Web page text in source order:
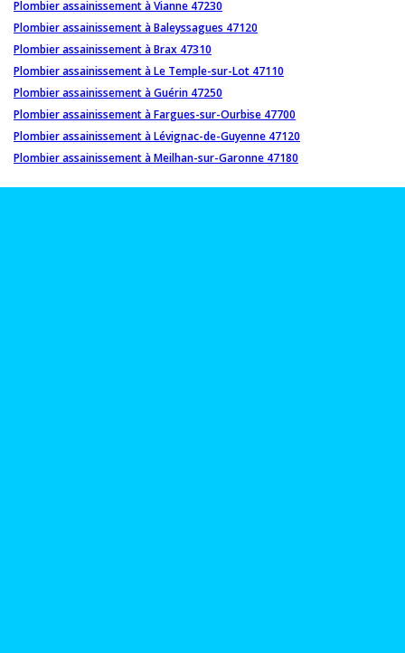
Plombier assainissement à Vianne 47230
Plombier assainissement à Baleyssagues 47120
Plombier assainissement à Brax 47310
Plombier assainissement à Le Temple-sur-Lot 47110
Plombier assainissement à Guérin 47250
Plombier assainissement à Fargues-sur-Ourbise 47700
Plombier assainissement à Lévignac-de-Guyenne 47120
Plombier assainissement à Meilhan-sur-Garonne 47180